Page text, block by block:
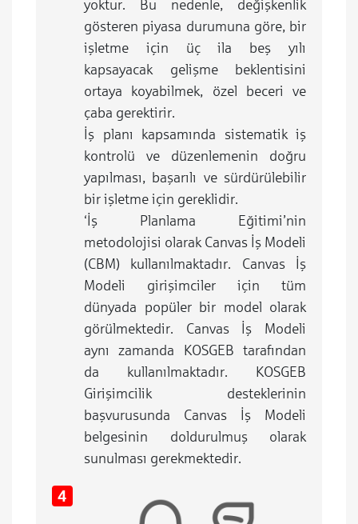
yoktur. Bu nedenle, değişkenlik
gösteren piyasa durumuna göre, bir
işletme için üç ila beş yılı
kapsayacak gelişme beklentisini
ortaya koyabilmek, özel beceri ve
çaba gerektirir.
İş planı kapsamında sistematik iş
kontrolü ve düzenlemenin doğru
yapılması, başarılı ve sürdürülebilir
bir işletme için gereklidir.
‘İş Planlama Eğitimi’nin
metodolojisi olarak Canvas İş Modeli
(CBM) kullanılmaktadır. Canvas İş
Modeli girişimciler için tüm
dünyada popüler bir model olarak
görülmektedir. Canvas İş Modeli
aynı zamanda KOSGEB tarafından
da kullanılmaktadır. KOSGEB
Girişimcilik desteklerinin
başvurusunda Canvas İş Modeli
belgesinin doldurulmuş olarak
sunulması gerekmektedir.